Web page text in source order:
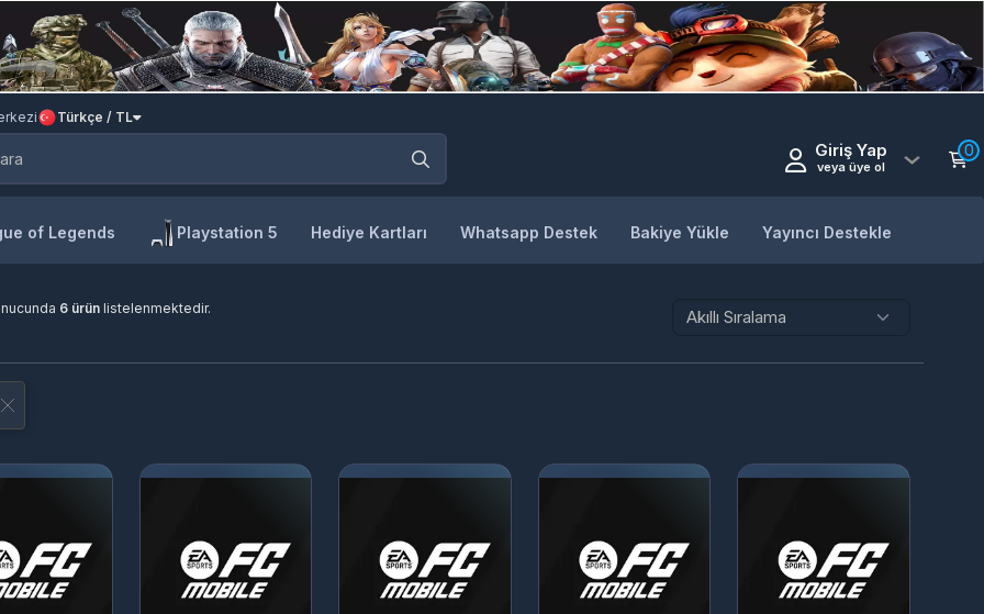
Türkçe / TL
Giriş Yap
veya üye ol
0
of Legends Playstation 5 Hediye Kartları Whatsapp Destek Bakiye Yükle Yayıncı Destekle
6 ürünlistelenmektedir.